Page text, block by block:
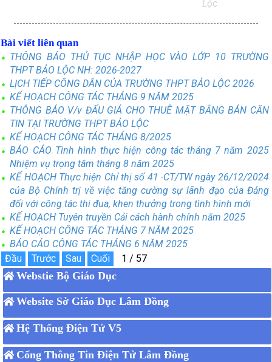
Lộc
Bài viết liên quan
THÔNG BÁO THỦ TỤC NHẬP HỌC VÀO LỚP 10 TRƯỜNG
THPT BẢO LỘC NH: 2026-2027
LỊCH TIẾP CÔNG DÂN CỦA TRƯỜNG THPT BẢO LỘC 2026
KẾ HOẠCH CÔNG TÁC THÁNG 9 NĂM 2025
THÔNG BÁO V/v ĐẤU GIÁ CHO THUÊ MẶT BẰNG BÁN CĂN
TIN TẠI TRƯỜNG THPT BẢO LỘC
KẾ HOẠCH CÔNG TÁC THÁNG 8/2025
BÁO CÁO Tình hình thực hiện công tác tháng 7 năm 2025
Nhiệm vụ trọng tâm tháng 8 năm 2025
KẾ HOẠCH Thực hiện Chỉ thị số 41 -CT/TW ngày 26/12/2024
của Bộ Chính trị về việc tăng cường sự lãnh đạo của Đảng
đối với công tác thi đua, khen thưởng trong tình hình mới
KẾ HOẠCH Tuyên truyền Cải cách hành chính năm 2025
KẾ HOẠCH CÔNG TÁC THÁNG 7 NĂM 2025
BÁO CÁO CÔNG TÁC THÁNG 6 NĂM 2025
Webstie Bộ Giáo Dục
Website Sở Giáo Dục Lâm Đồng
Hệ Thống Điện Tử V5
Cổng Thông Tin Điện Tử Lâm Đồng